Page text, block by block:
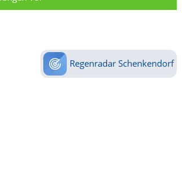
Regenradar Schenkendorf